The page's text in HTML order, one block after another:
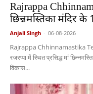
Rajrappa
छिन्नमस्तिका मंदिर
Anjali Singh - 06-08-2026
Rajrappa Chhinnamastika
रजरप्पा में स्थित प्रसिद्ध मां
विकास...